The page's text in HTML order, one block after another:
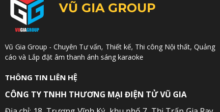
VŨ GIA GROUP
Vũ Gia Group - Chuyên Tư vấn, Thiết kế, Thi công Nội thất, Quảng
cáo và Lắp đặt âm thanh ánh sáng karaoke
THÔNG TIN LIÊN HỆ
CÔNG TY TNHH THƯƠNG MẠI ĐIỆN TỬ VŨ GIA